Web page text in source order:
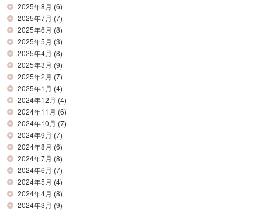
2025年8月 (6)
2025年7月 (7)
2025年6月 (8)
2025年5月 (3)
2025年4月 (8)
2025年3月 (9)
2025年2月 (7)
2025年1月 (4)
2024年12月 (4)
2024年11月 (6)
2024年10月 (7)
2024年9月 (7)
2024年8月 (6)
2024年7月 (8)
2024年6月 (7)
2024年5月 (4)
2024年4月 (8)
2024年3月 (9)